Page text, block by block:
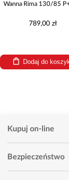
Wanna Rima 130/85
789,00 zł
Dodaj do
Kupuj on-line
Bezpieczeństwo